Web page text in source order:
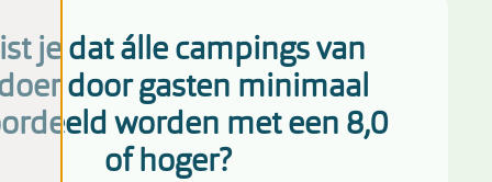
je dat álle campings van
door gasten minimaal
worden met een 8,0
of hoger?